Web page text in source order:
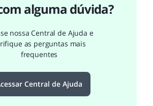
alguma dúvida?
nossa Central de Ajuda e
as perguntas mais
frequentes
Central de Ajuda